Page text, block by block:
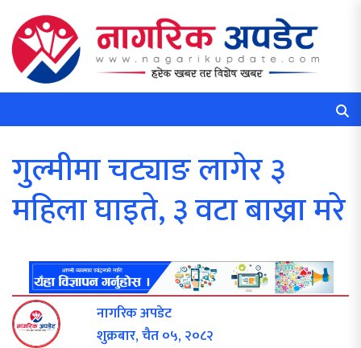
गुल्मीमा चट्याङ लागेर ३
महिला घाइते, ३ वटा बाख्रा मरे
नागरिक अपडेट
शुक्रबार, चैत ०५, २०८२